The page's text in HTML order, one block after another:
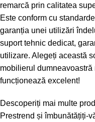
remarcă prin calitatea
Este conform cu
garanția unei utilizări
suport tehnic dedicat,
utilizare. Alegeți această
mobilierul
funcționează excelent!
Descoperiți mai multe
Prestrend și îmbunătățiți-